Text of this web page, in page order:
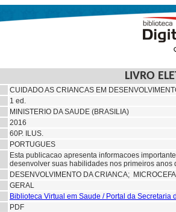
LIVRO
CUIDADO AS CRIANCAS EM
1 ed.
MINISTERIO DA SAUDE (BRASILIA)
2016
60P. ILUS.
PORTUGUES
Esta publicacao apresenta informacoes
desenvolver suas habilidades nos primeiros anos
DESENVOLVIMENTO DA CRIANCA;
GERAL
Biblioteca Virtual em Saude / Portal da Secretaria
PDF